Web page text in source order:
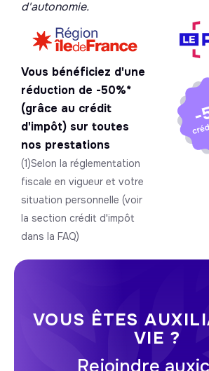
d'autonomie.
Vous bénéficiez d'une
réduction de -50%*
(grâce au crédit
d'impôt) sur toutes
nos prestations
(1)Selon la réglementation
fiscale en vigueur et votre
situation personnelle (voir
la section crédit d'impôt
dans la FAQ)
VOUS ÊTES
VIE ?
Rejoindre